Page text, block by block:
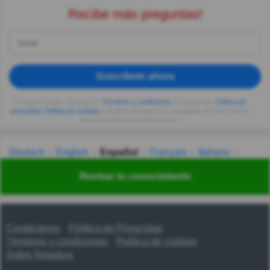
Revisar tu conocimiento
Recibe más preguntas!
Suscríbete ahora
privacidad
Deutsch English Español Français
Italiano
Українська हिन्दी 한국어 汉语
Contáctanos
Política de Privacidad
Términos y condiciones